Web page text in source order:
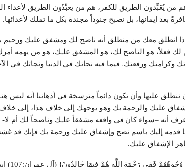
من يُعَبِّدون الطريق للكفر، هم من يعبِّدُون الطريق لأعداء
بعد إيمانها، بل تصبح جنوداً مجندة بكل ما تملك لأعدائها.
إذا انطلق معك من منطلق أنه ناصح لك ومشفق عليك ورحيم
لك فعلاً، هو الناصح لك، هو المشفق عليك، هو من يهمه
وكرامتك ورفعتك، فيما فيه نجاتك في الدنيا ونجاتك في
عليها وأن تكون دائماً مترسخة في أذهاننا أنه ليس
عليك والرحمة بك وهو يوجهك إلى خلاف هذا، إلى
أنه –سواء كان في واقعه مشفقاً عليك وناصحاً لك أم
ما قدمه إليك باسم نصح وإشفاق عليك ورحمة بك فإنك قد
الإشفاق عليك.
{وَأَمَّا